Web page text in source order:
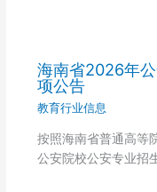
海南省2026年
项公告
教育行业信息
按照海南省普通高等
公安院校公安专业招